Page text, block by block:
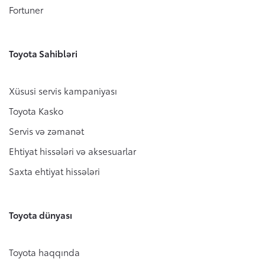
Xəbərlər, Hekayələr və Tədbirlər
Bizimlə əlaqə
Fortuner
Toyota Sahibləri
Xüsusi servis kampaniyası
Toyota Kasko
Servis və zəmanət
Ehtiyat hissələri və aksesuarlar
Saxta ehtiyat hissələri
Toyota dünyası
Toyota haqqında